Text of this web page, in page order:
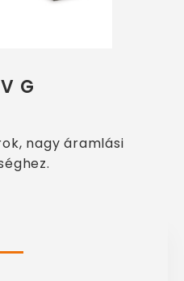
G
nagy áramlási